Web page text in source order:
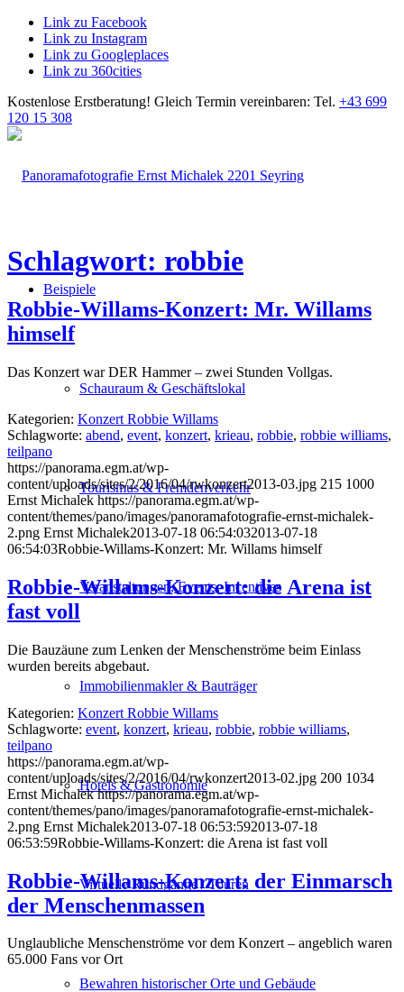
Link zu Facebook
Link zu Instagram
Link zu Googleplaces
Link zu 360cities
Kostenlose Erstberatung! Gleich Termin vereinbaren: Tel. +43 699
120 15 308
Beispiele
Schauraum & Geschäftslokal
Tourismus & Fremdenverkehr
Veranstaltungen, Events, Incentives
Immobilienmakler & Bauträger
Hotels & Gastronomie
Virtuelle Rundgänge / Touren
Bewahren historischer Orte und Gebäude
Schlagwort: robbie
Robbie-Willams-Konzert: Mr. Willams
himself
Das Konzert war DER Hammer – zwei Stunden Vollgas.
Kategorien: Konzert Robbie Willams
Schlagworte: abend, event, konzert, krieau, robbie, robbie williams,
teilpano
https://panorama.egm.at/wp-
content/uploads/sites/2/2016/04/rwkonzert2013-03.jpg 215 1000
Ernst Michalek https://panorama.egm.at/wp-
content/themes/pano/images/panoramafotografie-ernst-michalek-
2.png Ernst Michalek2013-07-18 06:54:032013-07-18
06:54:03Robbie-Willams-Konzert: Mr. Willams himself
Robbie-Willams-Konzert: die Arena ist
fast voll
Die Bauzäune zum Lenken der Menschenströme beim Einlass
wurden bereits abgebaut.
Kategorien: Konzert Robbie Willams
Schlagworte: event, konzert, krieau, robbie, robbie williams,
teilpano
https://panorama.egm.at/wp-
content/uploads/sites/2/2016/04/rwkonzert2013-02.jpg 200 1034
Ernst Michalek https://panorama.egm.at/wp-
content/themes/pano/images/panoramafotografie-ernst-michalek-
2.png Ernst Michalek2013-07-18 06:53:592013-07-18
06:53:59Robbie-Willams-Konzert: die Arena ist fast voll
Robbie-Willams-Konzert: der Einmarsch
der Menschenmassen
Unglaubliche Menschenströme vor dem Konzert – angeblich waren
65.000 Fans vor Ort